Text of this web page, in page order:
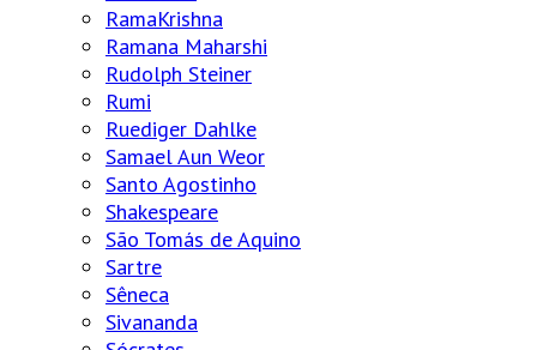
RamaKrishna
Ramana Maharshi
Rudolph Steiner
Rumi
Ruediger Dahlke
Samael Aun Weor
Santo Agostinho
Shakespeare
São Tomás de Aquino
Sartre
Sêneca
Sivananda